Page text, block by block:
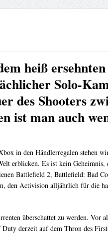
heiß
Solo-
des Shooters
ist man auch
in den Händlerregalen stehen
erblicken. Es ist kein Geheimnis,
Battlefield 2, Battlefield: Bad
den Activision alljährlich für die
überschattet zu werden. Vor
derzeit auf dem Thron des